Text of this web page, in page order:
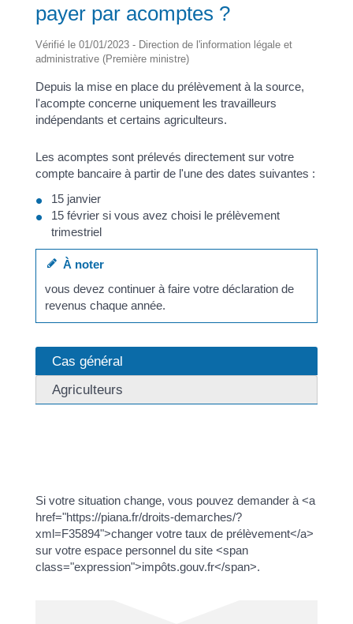
payer par acomptes ?
Vérifié le 01/01/2023 - Direction de l'information légale et
administrative (Première ministre)
Depuis la mise en place du prélèvement à la source,
l'acompte concerne uniquement les travailleurs
indépendants et certains agriculteurs.
Les acomptes sont prélevés directement sur votre
compte bancaire à partir de l'une des dates suivantes :
15 janvier
15 février si vous avez choisi le prélèvement
trimestriel
À noter
vous devez continuer à faire votre déclaration de
revenus chaque année.
Cas général
Agriculteurs
Si votre situation change, vous pouvez demander à <a
href="https://piana.fr/droits-demarches/?
xml=F35894">changer votre taux de prélèvement</a>
sur votre espace personnel du site <span
class="expression">impôts.gouv.fr</span>.